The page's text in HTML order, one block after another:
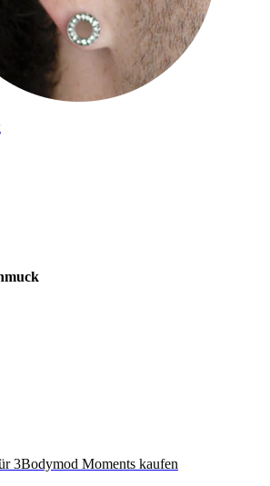
3Bodymod Moments kaufen